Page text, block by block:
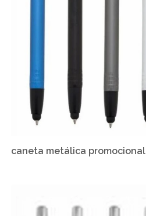
caneta metálica promocional